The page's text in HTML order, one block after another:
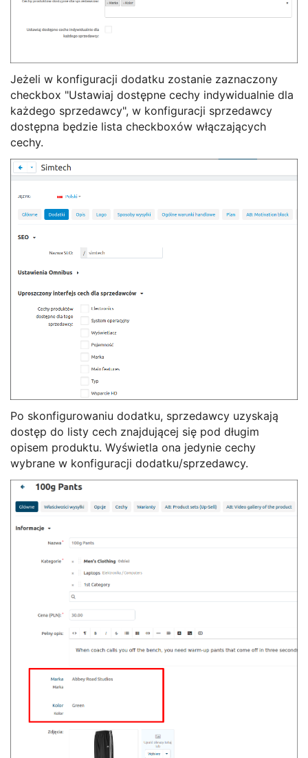
Jeżeli w konfiguracji dodatku zostanie zaznaczony
checkbox "Ustawiaj dostępne cechy indywidualnie dla
każdego sprzedawcy", w konfiguracji sprzedawcy
dostępna będzie lista checkboxów włączających
cechy.
Po skonfigurowaniu dodatku, sprzedawcy uzyskają
dostęp do listy cech znajdującej się pod długim
opisem produktu. Wyświetla ona jedynie cechy
wybrane w konfiguracji dodatku/sprzedawcy.